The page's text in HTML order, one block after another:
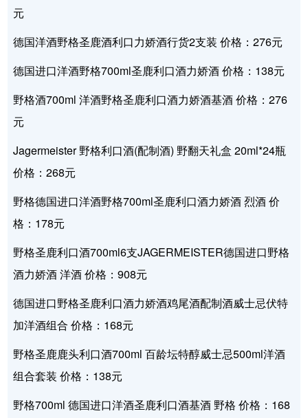
元
德国洋酒野格圣鹿酒利口力娇酒行货2支装 价格：276元
德国进口洋酒野格700ml圣鹿利口酒力娇酒 价格：138元
野格酒700ml 洋酒野格圣鹿利口酒力娇酒基酒 价格：276
元
Jagermeister 野格利口酒(配制酒) 野翻天礼盒 20ml*24瓶
价格：268元
野格德国进口洋酒野格700ml圣鹿利口酒力娇酒 烈酒 价
格：178元
野格圣鹿利口酒700ml6支JAGERMEISTER德国进口野格
酒力娇酒 洋酒 价格：908元
德国进口野格圣鹿利口酒力娇酒鸡尾酒配制酒威士忌伏特
加洋酒组合 价格：168元
野格圣鹿鹿头利口酒700ml 百龄坛特醇威士忌500ml洋酒
组合套装 价格：138元
野格700ml 德国进口洋酒圣鹿利口酒基酒 野格 价格：168